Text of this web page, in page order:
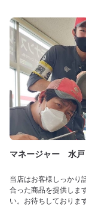
マネージャー 水戸
当店はお客様しっかり
合った商品を提供しま
い。お待ちしておりま